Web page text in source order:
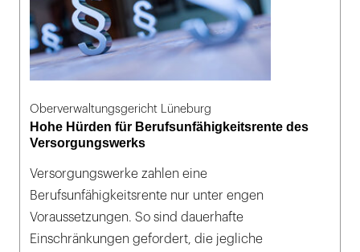
Oberverwaltungsgericht Lüneburg
Hohe Hürden für Berufsunfähigkeitsrente des
Versorgungswerks
Versorgungswerke zahlen eine
Berufsunfähigkeitsrente nur unter engen
Voraussetzungen. So sind dauerhafte
Einschränkungen gefordert, die jegliche